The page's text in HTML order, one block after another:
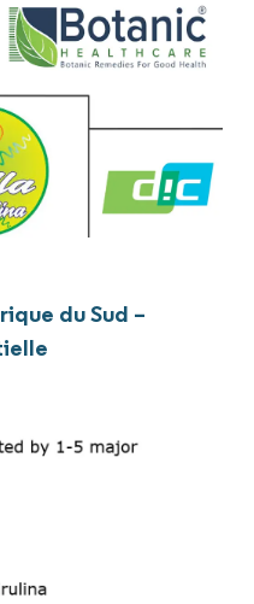
du Sud –